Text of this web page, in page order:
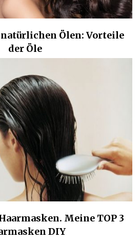
Ölen: Vorteile
der Öle
Meine TOP 3
DIY